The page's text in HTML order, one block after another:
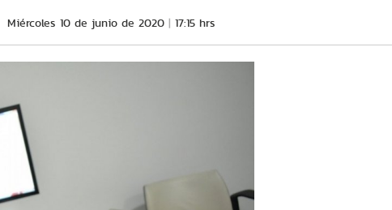
Miércoles 10 de junio de 2020 17:15 hrs